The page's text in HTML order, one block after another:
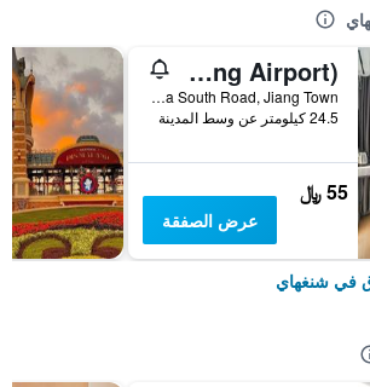
Pod Inn (Shanghai Pudong Airport)
No. 10 Shuizha South Road, Jiang Town, شنغهاي, الصين
24.5 كيلومتر عن وسط المدينة
55 ﷼
عرض الصفقة
في شنغهاي